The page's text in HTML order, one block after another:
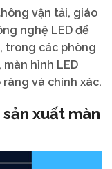
vận tải, giáo
nghệ LED để
trong các phòng
hình LED
và chính xác.
xuất màn